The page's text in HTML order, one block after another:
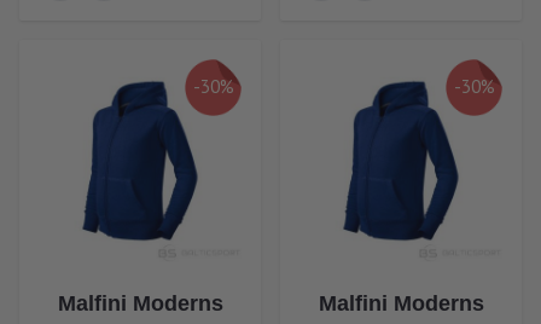
-30%
Malfini Moderns
-30%
Malfini Moderns